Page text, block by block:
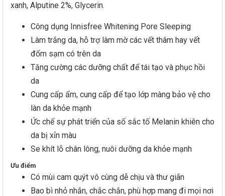
xanh, Alputine 2%, Glycerin.
Công dụng Innisfree Whitening Pore Sleeping
Làm trắng da, hỗ trợ làm mờ các vết thâm hay vết
đốm sạm có trên da
Tăng cường các dưỡng chất để tái tạo và phục hồi
da
Cung cấp ẩm, cung cấp để tạo lớp màng bảo vệ cho
làn da khỏe mạnh
Ức chế sự phát triển của số sắc tố Melanin khiên cho
da bị xỉn màu
Se khít lỗ chân lông, nuôi dưỡng da khỏe mạnh
Ưu điểm
Có mùi cam quýt vô cùng dễ chịu và thư giãn
Bao bì nhỏ nhắn, chắc chắn, phù hợp mang đi mọi nơi